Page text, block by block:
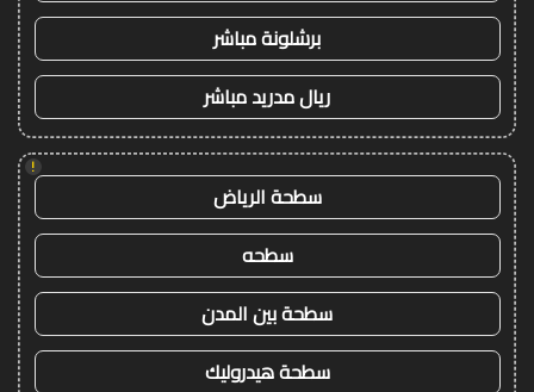
برشلونة مباشر
ريال مدريد مباشر
!
سطحة الرياض
سطحه
سطحة بين المدن
سطحة هيدروليك